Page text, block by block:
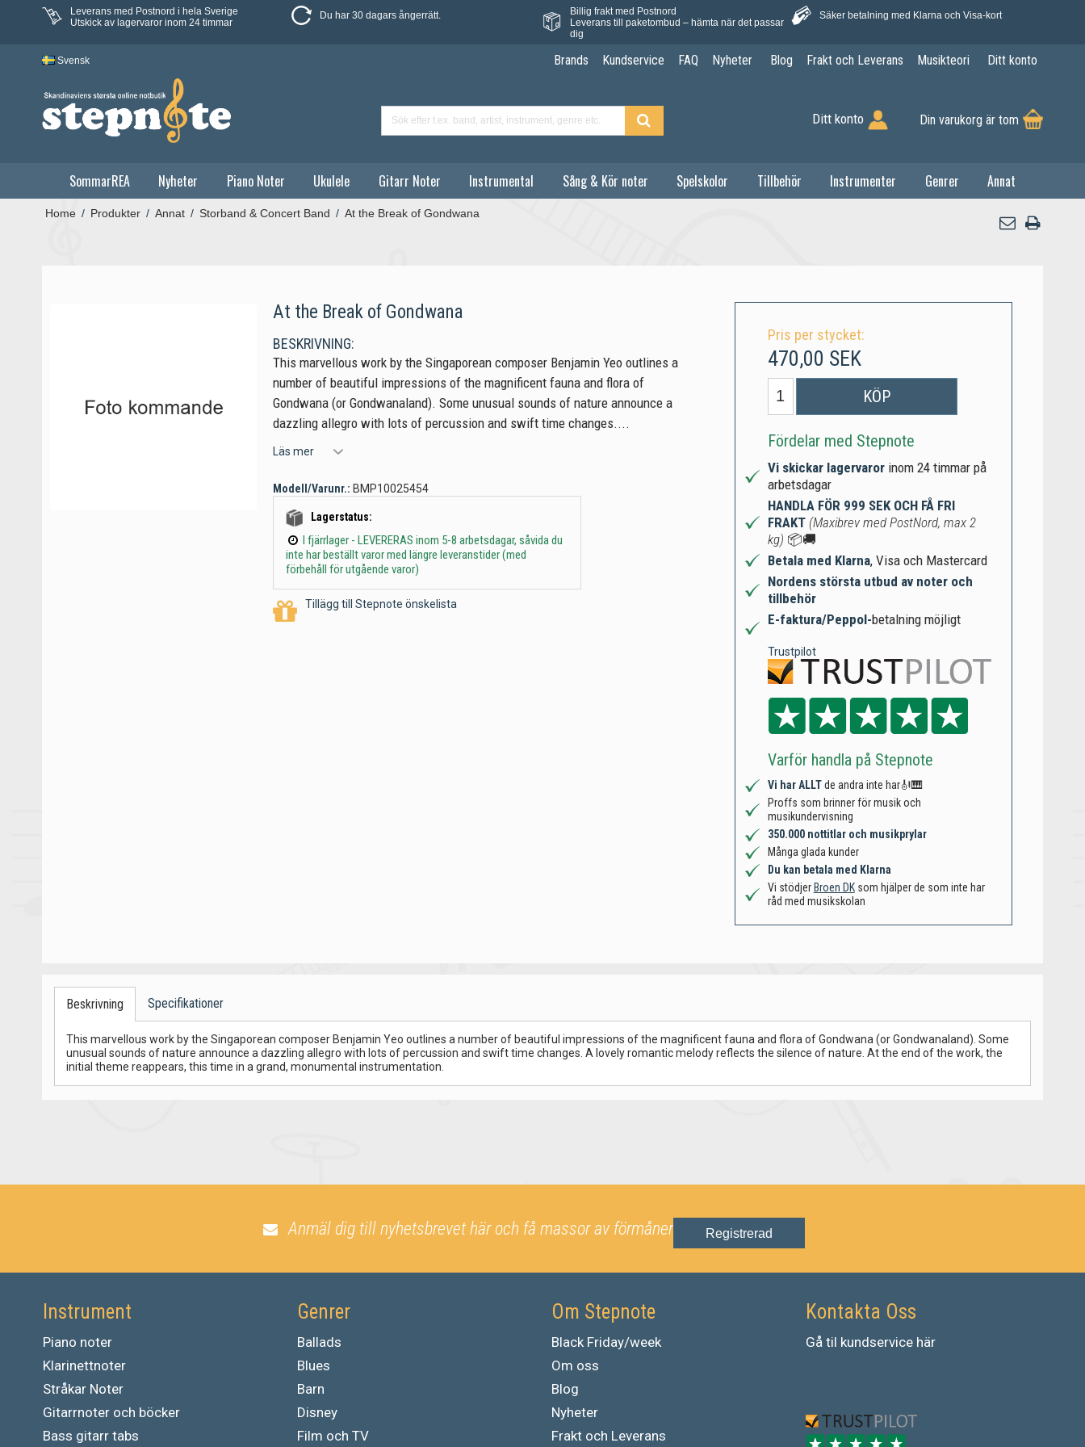
Leverans med Postnord i hela Sverige
Utskick av lagervaror inom 24 timmar
Du har 30 dagars ångerrätt.
Billig frakt med Postnord
Leverans till paketombud – hämta när det passar
dig
Säker betalning med Klarna och Visa-kort
Svensk Brands Kundservice FAQ Nyheter Blog Frakt och Leverans Musikteori Ditt konto
Ditt konto Din varukorg är tom
SommarREA Nyheter Piano Noter Ukulele Gitarr Noter Instrumental Sång & Kör noter Spelskolor Tillbehör Instrumenter Genrer Annat
Home / Produkter / Annat / Storband & Concert Band / At the Break of Gondwana
At the Break of Gondwana
BESKRIVNING:
This marvellous work by the Singaporean composer Benjamin Yeo outlines a
number of beautiful impressions of the magnificent fauna and flora of
Gondwana (or Gondwanaland). Some unusual sounds of nature announce a
dazzling allegro with lots of percussion and swift time changes....
Läs mer
Modell/Varunr.: BMP10025454
Lagerstatus:
I fjärrlager - LEVERERAS inom 5-8 arbetsdagar, såvida du
inte har beställt varor med längre leveranstider (med
förbehåll för utgående varor)
Tillägg till Stepnote önskelista
Pris per stycket:
470,00 SEK
KÖP
Fördelar med Stepnote
Vi skickar lagervaror inom 24 timmar på
arbetsdagar
HANDLA FÖR 999 SEK OCH FÅ FRI
FRAKT (Maxibrev med PostNord, max 2
kg) 📦🚚
Betala med Klarna, Visa och Mastercard
Nordens största utbud av noter och
tillbehör
E-faktura/Peppol-betalning möjligt
Trustpilot
Varför handla på Stepnote
Vi har ALLTde andra inte har🎻🎹
Proffs som brinner för musik och
musikundervisning
350.000 nottitlar och musikprylar
Många glada kunder
Du kan betala med Klarna
Vi stödjer Broen DKsom hjälper de som inte har
råd med musikskolan
Beskrivning Specifikationer
This marvellous work by the Singaporean composer Benjamin Yeo outlines a number of beautiful impressions of the magnificent fauna and flora of Gondwana (or Gondwanaland). Some
unusual sounds of nature announce a dazzling allegro with lots of percussion and swift time changes. A lovely romantic melody reflects the silence of nature. At the end of the work, the
initial theme reappears, this time in a grand, monumental instrumentation.
Anmäl dig till nyhetsbrevet här och få massor av förmåner Registrerad
Instrument
Piano noter
Klarinettnoter
Stråkar Noter
Gitarrnoter och böcker
Bass gitarr tabs
Genrer
Ballads
Blues
Barn
Disney
Film och TV
Om Stepnote
Black Friday/week
Om oss
Blog
Nyheter
Frakt och Leverans
Kontakta Oss
Gå til kundservice här